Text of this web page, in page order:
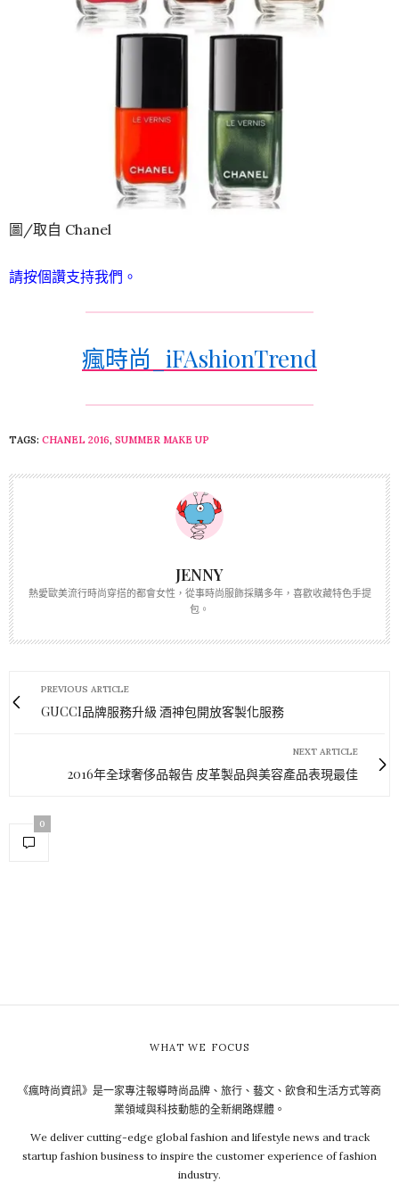
圖/取自 Chanel
請按個讚支持我們。
瘋時尚_iFAshionTrend
TAGS: CHANEL 2016, SUMMER MAKE UP
JENNY
熱愛歐美流行時尚穿搭的都會女性，從事時尚服飾採購多年，喜歡收藏特色手提
包。
PREVIOUS ARTICLE
GUCCI品牌服務升級 酒神包開放客製化服務
NEXT ARTICLE
2016年全球奢侈品報告 皮革製品與美容產品表現最佳
0
WHAT WE FOCUS
《瘋時尚資訊》是一家專注報導時尚品牌、旅行、藝文、飲食和生活方式等商
業領域與科技動態的全新網路媒體。
We deliver cutting-edge global fashion and lifestyle news and track
startup fashion business to inspire the customer experience of fashion
industry.